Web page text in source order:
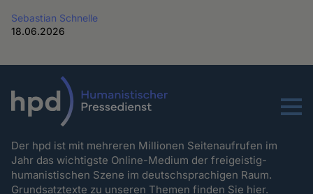
Sebastian Schnelle
18.06.2026
Menu
Der hpd ist mit mehreren Millionen Seitenaufrufen im
Jahr das wichtigste Online-Medium der freigeistig-
humanistischen Szene im deutschsprachigen Raum.
Grundsatztexte zu unseren Themenfinden Sie hier.